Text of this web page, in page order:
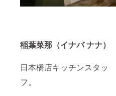
稲葉菜那（イナバ ナナ）
日本橋店キッチンスタッ
フ。